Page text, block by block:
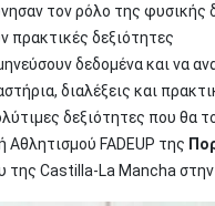
τον ρόλο της
πρακτικές δεξιότητες
δεδομένα και να
διαλέξεις και
δεξιότητες που θα
FADEUP της
της Castilla-La Mancha στην